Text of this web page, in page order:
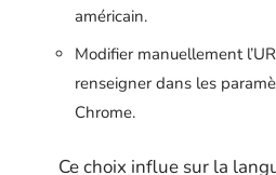
américain.
Modifier manuellement
renseigner dans les
Chrome.
Ce choix influe sur la